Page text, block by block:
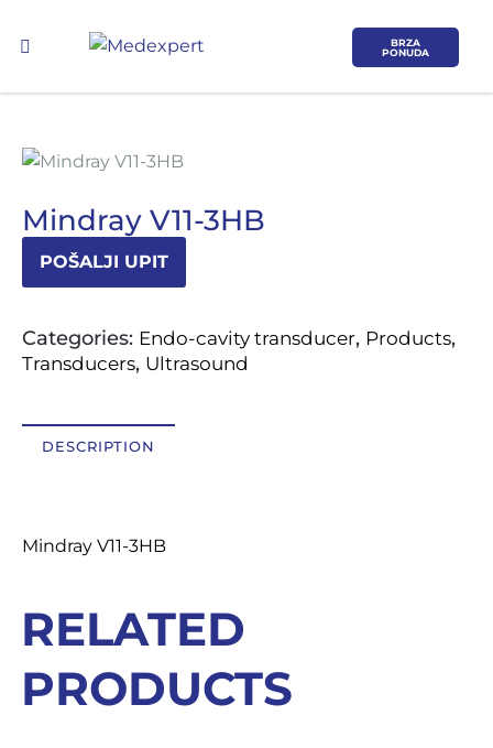
BRZA
PONUDA
Mindray V11-3HB
POŠALJI UPIT
Categories: Endo-cavity transducer, Products,
Transducers, Ultrasound
DESCRIPTION
Mindray V11-3HB
RELATED
PRODUCTS
Koje područje opreme Vas zanima?
RTG, DENZITOMETAR, MAMOGRAF, I
DALJE